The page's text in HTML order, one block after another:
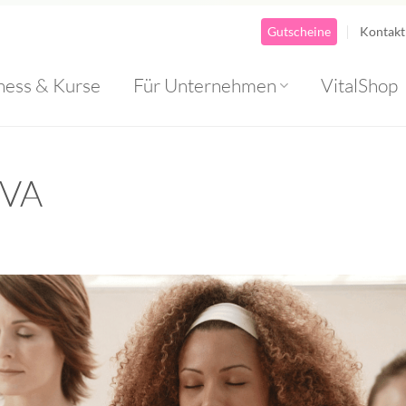
Gutscheine Kontakt
& Kurse Für Unternehmen VitalShop